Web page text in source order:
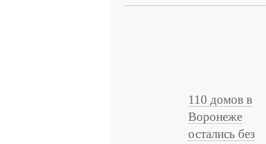
110 домов в
Воронеже
остались без